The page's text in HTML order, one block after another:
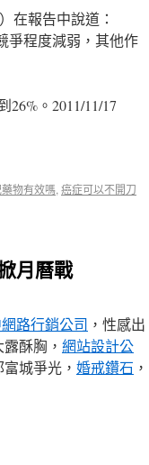
在報告中說道：
爭程度減弱，其他作
。2011/11/17
物有效嗎, 癌症可以不開刀
月曆戰
路行銷公司 ，性感出
酥胸， 網站設計公
城爭光， 婚戒鑽石 ，